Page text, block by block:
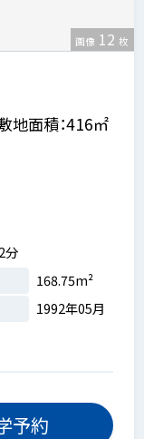
画像 12 枚
地面積：416㎡
分
168.75m²
1992年05月
予約